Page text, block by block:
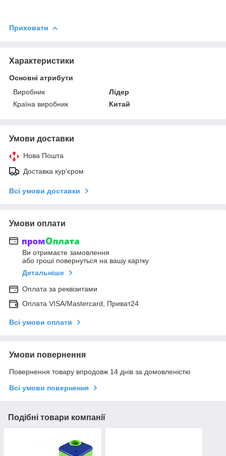
Приховати
Характеристики
Основні атрибути
Виробник
Лідер
Країна виробник
Китай
Умови доставки
Нова Пошта
Доставка кур'єром
Всі умови доставки
Умови оплати
Ви отримаєте замовлення
або гроші повернуться на вашу картку
Детальніше
Оплата за реквізитами
Оплата VISA/Mastercard, Приват24
Всі умови оплати
Умови повернення
Повернення товару впродовж 14 днів за домовленістю
Всі умови повернення
Подібні товари компанії